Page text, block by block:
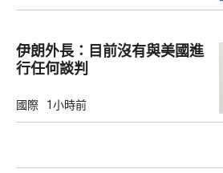
伊朗外長：目前沒有與美國進
行任何談判
國際 1小時前